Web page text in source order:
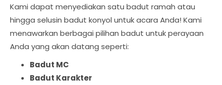
Kami dapat menyediakan satu badut ramah atau
hingga selusin badut konyol untuk acara Anda! Kami
menawarkan berbagai pilihan badut untuk perayaan
Anda yang akan datang seperti:
Badut MC
Badut Karakter